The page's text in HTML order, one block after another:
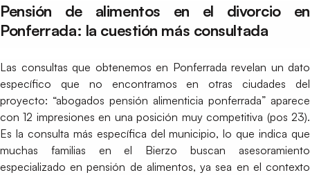
Pensión de alimentos en el divorcio en
Ponferrada: la cuestión más consultada
Las consultas que obtenemos en Ponferrada revelan un dato
específico que no encontramos en otras ciudades del
proyecto: “abogados pensión alimenticia ponferrada” aparece
con 12 impresiones en una posición muy competitiva (pos 23).
Es la consulta más específica del municipio, lo que indica que
muchas familias en el Bierzo buscan asesoramiento
especializado en pensión de alimentos, ya sea en el contexto